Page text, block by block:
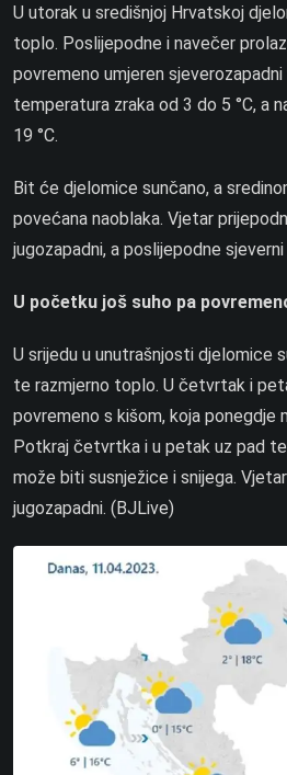
U utorak u središnjoj Hrvatskoj
toplo. Poslijepodne i navečer
povremeno umjeren
temperatura zraka od 3 do 5 °C, a
19 °C.
Bit će djelomice sunčano, a
povećana naoblaka. Vjetar
jugozapadni, a poslijepodne
U početku još suho pa
U srijedu u unutrašnjosti djelomice
te razmjerno toplo. U četvrtak i
povremeno s kišom, koja ponegdje
Potkraj četvrtka i u petak uz pad
može biti susnježice i snijega.
jugozapadni. (BJLive)